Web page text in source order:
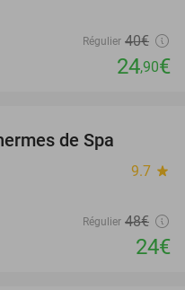
Régulier 40€
24,90€
de Spa
9.7 star
Régulier 48€
24€